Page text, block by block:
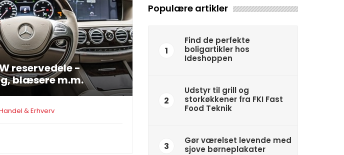
reservedele -
blæsere m.m.
& Erhverv
Populære artikler
1
Find de perfekte
boligartikler hos
Ideshoppen
2
Udstyr til grill og
storkøkkener fra FKI Fast
Food Teknik
3
Gør værelset levende med
sjove børneplakater